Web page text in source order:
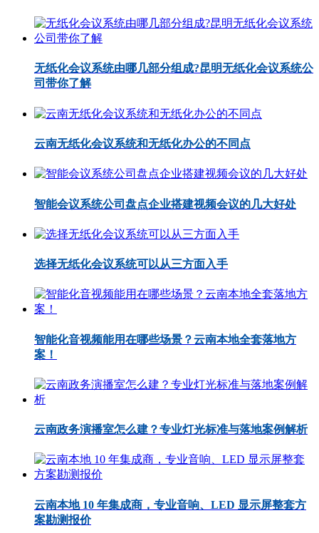
无纸化会议系统由哪几部分组成?昆明无纸化会议系统公
司带你了解
云南无纸化会议系统和无纸化办公的不同点
智能会议系统公司盘点企业搭建视频会议的几大好处
选择无纸化会议系统可以从三方面入手
智能化音视频能用在哪些场景？云南本地全套落地方
案！
云南政务演播室怎么建？专业灯光标准与落地案例解析
云南本地 10 年集成商，专业音响、LED 显示屏整套方
案勘测报价